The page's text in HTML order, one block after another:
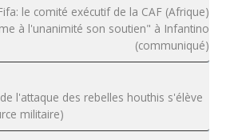
le comité exécutif de la CAF (Afrique)
à l'unanimité son soutien" à Infantino
(communiqué)
l'attaque des rebelles houthis s'élève
militaire)